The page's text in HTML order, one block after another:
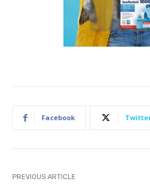
Facebook
PREVIOUS ARTICLE